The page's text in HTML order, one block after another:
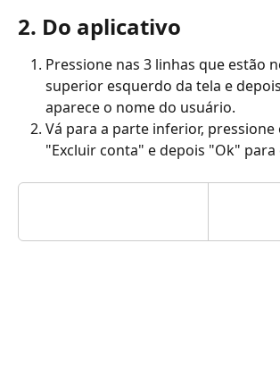
2. Do aplicativo
Pressione nas 3 linhas que estão
superior esquerdo da tela e
aparece o nome do usuário.
Vá para a parte inferior, pressione
"Excluir conta" e depois "Ok" para